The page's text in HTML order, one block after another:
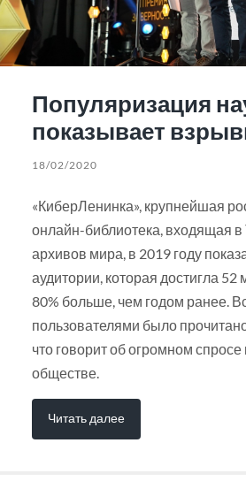
Популяризация
показывает
18/02/2020
«КиберЛенинка», крупнейшая
онлайн-библиотека, входящая
архивов мира, в 2019 году
аудитории, которая достигла 52
80% больше, чем годом ранее.
пользователями было
что говорит об огромном спросе
обществе.
Читать далее